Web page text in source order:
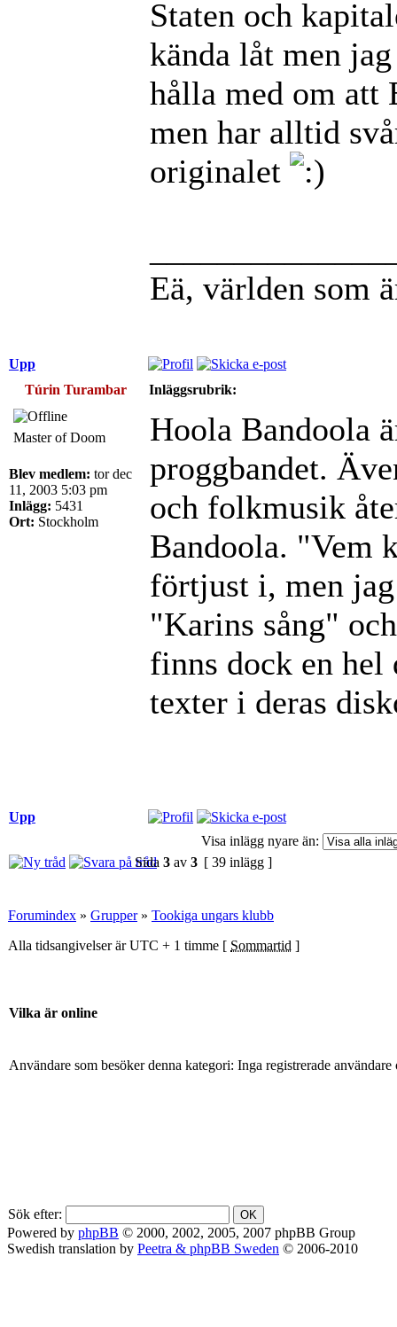
Staten och
kända låt men
hålla med om att
men har alltid
originalet
Eä, världen som
Upp
Túrin Turambar
Inläggsrubrik:
Master of Doom
Blev medlem: tor dec
11, 2003 5:03 pm
Inlägg: 5431
Ort: Stockholm
Hoola Bandoola
proggbandet.
och folkmusik
Bandoola. "Vem
förtjust i, men
"Karins sång"
finns dock en
texter i deras
Upp
Visa inlägg nyare än:
Sida 3 av 3 [ 39 inlägg ]
Forumindex » Grupper» Tookiga ungars klubb
Alla tidsangivelser är UTC + 1 timme [ Sommartid ]
Vilka är online
Användare som besöker denna kategori: Inga registrerade användare
Sök efter:
Powered by phpBB © 2000, 2002, 2005, 2007 phpBB Group
Swedish translation by Peetra & phpBB Sweden © 2006-2010